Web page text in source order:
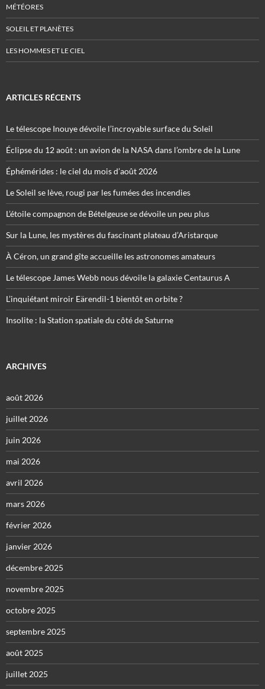
MÉTÉORES
SOLEIL ET PLANÈTES
LES HOMMES ET LE CIEL
ARTICLES RÉCENTS
Le télescope Inouye dévoile l’incroyable surface du Soleil
Éclipse du 12 août : un avion de la NASA dans l’ombre de la Lune
Éphémérides : le ciel du mois d’août 2026
Le Soleil se lève, rougi par les fumées des incendies
L’étoile compagnon de Bételgeuse se dévoile un peu plus
Sur la Lune, les mystères du fascinant plateau d’Aristarque
À Céron, un grand gîte accueille les astronomes amateurs
Le télescope James Webb nous dévoile la galaxie Centaurus A
L’inquiétant miroir Eärendil-1 bientôt en orbite ?
Insolite : la Station spatiale du côté de Saturne
ARCHIVES
août 2026
juillet 2026
juin 2026
mai 2026
avril 2026
mars 2026
février 2026
janvier 2026
décembre 2025
novembre 2025
octobre 2025
septembre 2025
août 2025
juillet 2025